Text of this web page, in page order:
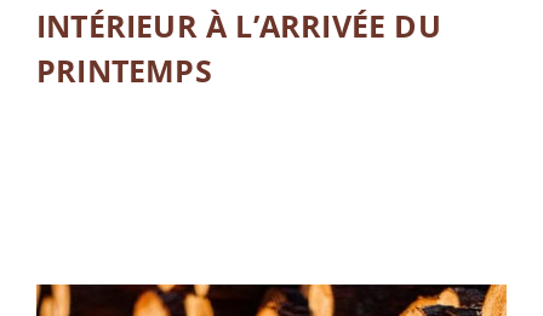
INTÉRIEUR À L’ARRIVÉE DU
PRINTEMPS